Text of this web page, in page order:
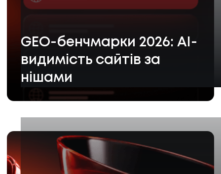
GEO-бенчмарки 2026: AI-
видимість сайтів за
нішами